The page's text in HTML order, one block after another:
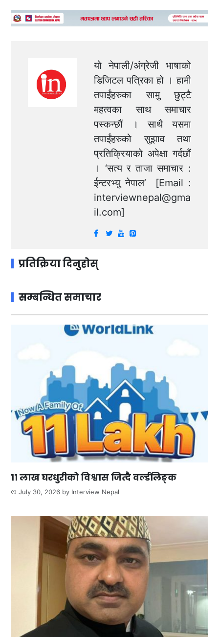
यो नेपाली/अंग्रेजी भाषाको
डिजिटल पत्रिका हो । हामी
तपाईंहरुका सामु छुट्टै
महत्वका साथ समाचार
पस्कन्छौं । साथै यसमा
तपाईंहरुको सुझाव तथा
प्रतिक्रियाको अपेक्षा गर्दछौं
। ‘सत्य र ताजा समाचार :
ईन्टरभ्यु नेपाल’ [Email :
interviewnepal@gma
il.com]
प्रतिक्रिया दिनुहोस्
सम्बन्धित समाचार
११ लाख घरधुरीको विश्वास जित्दै वर्ल्डलिङ्क
July 30, 2026 by Interview Nepal